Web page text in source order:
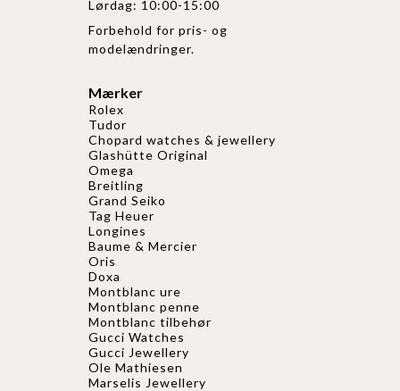
Lørdag: 10:00-15:00
Forbehold for pris- og
modelændringer.
Mærker
Rolex
Tudor
Chopard watches & jewellery
Glashütte Original
Omega
Breitling
Grand Seiko
Tag Heuer
Longines
Baume & Mercier
Oris
Doxa
Montblanc ure
Montblanc penne
Montblanc tilbehør
Gucci Watches
Gucci Jewellery
Ole Mathiesen
Marselis Jewellery